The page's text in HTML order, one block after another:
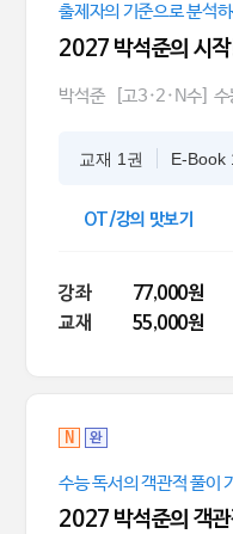
출제자의 기준으로 분석
2027 박석준의 시
박석준 [고3·2·N수]
교재 1권 E-Book
OT/강의 맛보기
강좌
77,000원
교재
55,000원
N 완
수능 독서의 객관적 풀이
2027 박석준의 객관